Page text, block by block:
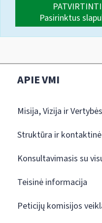
PATVIRTINTI
Pasirinktus
APIE VMI
Misija, Vizija ir Vertybės
Struktūra ir
Konsultavimasis su
Teisinė informacija
Peticijų komisijos